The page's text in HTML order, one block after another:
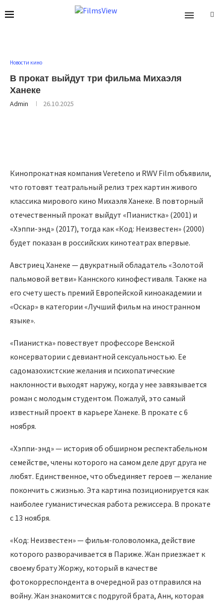
Новости кино
В прокат выйдут три фильма Михаэля
Ханеке
Admin 26.10.2025
Кинопрокатная компания Vereteno и RWV Film объявили,
что готовят театральный релиз трех картин живого
классика мирового кино Михаэля Ханеке. В повторный
отечественный прокат выйдут «Пианистка» (2001) и
«Хэппи-энд» (2017), тогда как «Код: Неизвестен» (2000)
будет показан в российских кинотеатрах впервые.
Австриец Ханеке — двукратный обладатель «Золотой
пальмовой ветви» Каннского кинофестиваля. Также на
его счету шесть премий Европейской киноакадемии и
«Оскар» в категории «Лучший фильм на иностранном
языке».
«Пианистка» повествует профессоре Венской
консерватории с девиантной сексуальностью. Ее
садомазохистские желания и психопатические
наклонности выходят наружу, когда у нее завязывается
роман с молодым студентом. Пожалуй, это самый
известный проект в карьере Ханеке. В прокате с 6
ноября.
«Хэппи-энд» — история об обширном респектабельном
семействе, члены которого на самом деле друг друга не
любят. Единственное, что объединяет героев — желание
покончить с жизнью. Эта картина позиционируется как
наиболее гуманистическая работа режиссера. В прокате
с 13 ноября.
«Код: Неизвестен» — фильм-головоломка, действие
которого разворачивается в Париже. Жан приезжает к
своему брату Жоржу, который в качестве
фотокорреспондента в очередной раз отправился на
войну. Жан знакомится с подругой брата, Анн, которая